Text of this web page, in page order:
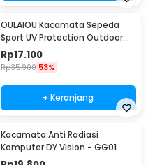
OULAIOU Kacamata Sepeda
Sport UV Protection Outdoor
Cycling Sunglasses - AJ1
Rp17.100
Rp35.900 53%
+ Keranjang
Kacamata Anti Radiasi
Komputer DY Vision - GG01